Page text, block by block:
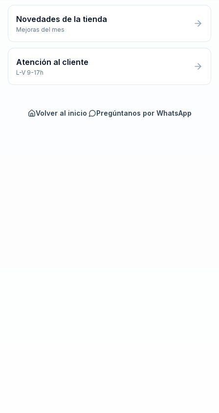
Novedades de la tienda
Mejoras del mes
Atención al cliente
L-V 9-17h
Volver al inicio· Pregúntanos por WhatsApp